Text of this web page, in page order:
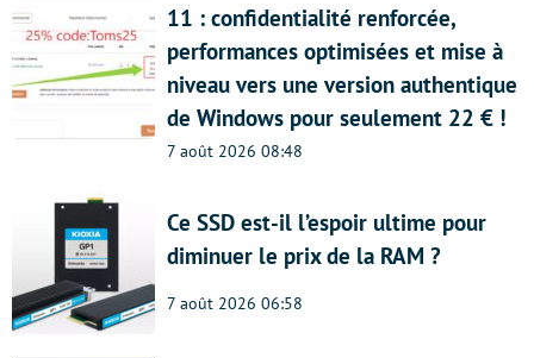
11 : confidentialité renforcée,
performances optimisées et mise à
niveau vers une version authentique
de Windows pour seulement 22 € !
7 août 2026 08:48
Ce SSD est-il l’espoir ultime pour
diminuer le prix de la RAM ?
7 août 2026 06:58